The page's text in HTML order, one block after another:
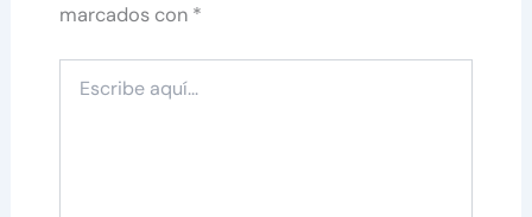
marcados con *
aquí...